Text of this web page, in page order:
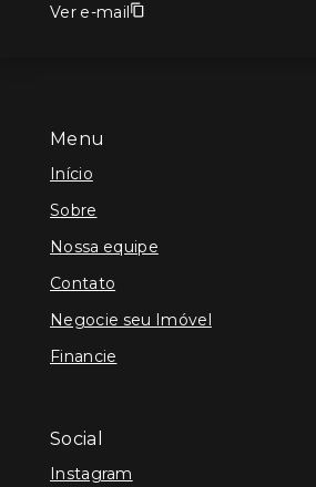
Menu
Início
Sobre
Nossa equipe
Contato
Negocie seu Imóvel
Financie
Social
Instagram
Ver e-mail